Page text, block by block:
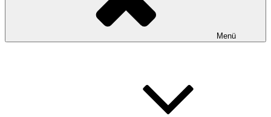
Menü